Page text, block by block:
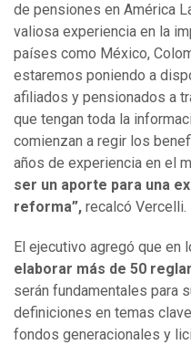
de pensiones en América
valiosa experiencia en la
países como México,
estaremos poniendo a
afiliados y pensionados a
que tengan toda la
comienzan a regir los
años de experiencia en el
ser un aporte para una
reforma”, recalcó Vercelli.
El ejecutivo agregó que
elaborar más de 50
serán fundamentales para
definiciones en temas
fondos generacionales y